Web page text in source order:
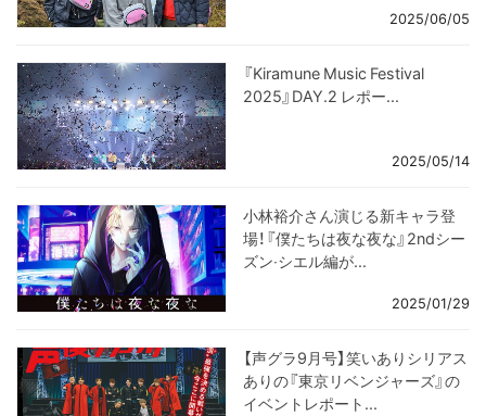
2025/06/05
『Kiramune Music Festival
2025』DAY.2 レポー...
2025/05/14
小林裕介さん演じる新キャラ登
場！『僕たちは夜な夜な』2ndシー
ズン‧シエル編が...
2025/01/29
【声グラ9月号】笑いありシリアス
ありの『東京リベンジャーズ』の
イベントレポート...